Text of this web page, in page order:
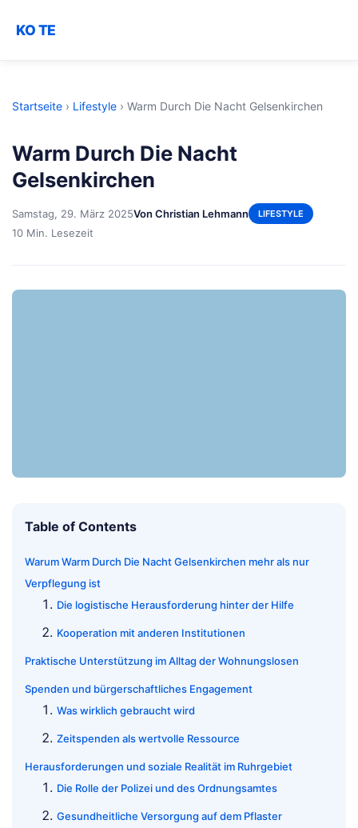
KO TE
Startseite › Lifestyle › Warm Durch Die Nacht Gelsenkirchen
Warm Durch Die Nacht
Gelsenkirchen
Samstag, 29. März 2025Von Christian Lehmann LIFESTYLE
10 Min. Lesezeit
Table of Contents
Warum Warm Durch Die Nacht Gelsenkirchen mehr als nur
Verpflegung ist
Die logistische Herausforderung hinter der Hilfe
Kooperation mit anderen Institutionen
Praktische Unterstützung im Alltag der Wohnungslosen
Spenden und bürgerschaftliches Engagement
Was wirklich gebraucht wird
Zeitspenden als wertvolle Ressource
Herausforderungen und soziale Realität im Ruhrgebiet
Die Rolle der Polizei und des Ordnungsamtes
Gesundheitliche Versorgung auf dem Pflaster